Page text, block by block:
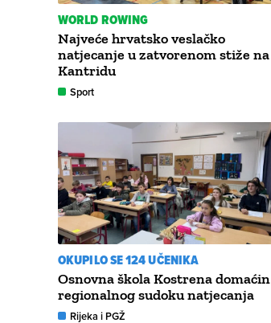
WORLD ROWING
Najveće hrvatsko veslačko
natjecanje u zatvorenom stiže na
Kantridu
Sport
OKUPILO SE 124 UČENIKA
Osnovna škola Kostrena domaćin
regionalnog sudoku natjecanja
Rijeka i PGŽ